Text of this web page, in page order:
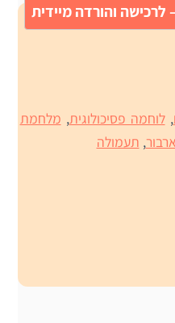
,לוחמה פסיכולוגית, מלחמת
, תעמולה